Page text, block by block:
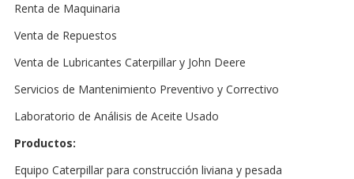
Renta de Maquinaria
Venta de Repuestos
Venta de Lubricantes Caterpillar y John Deere
Servicios de Mantenimiento Preventivo y Correctivo
Laboratorio de Análisis de Aceite Usado
Productos:
Equipo Caterpillar para construcción liviana y pesada